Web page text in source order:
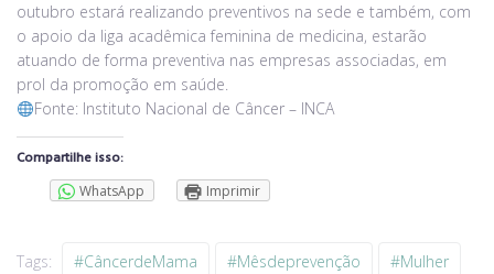
outubro estará realizando preventivos na sede e também, com
o apoio da liga acadêmica feminina de medicina, estarão
atuando de forma preventiva nas empresas associadas, em
prol da promoção em saúde.
Fonte: Instituto Nacional de Câncer – INCA
Compartilhe isso:
WhatsApp Imprimir
Tags: #CâncerdeMama #Mêsdeprevenção #Mulher